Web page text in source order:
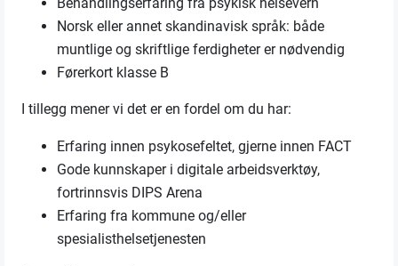
Norsk eller annet skandinavisk språk: både
muntlige og skriftlige ferdigheter er nødvendig
Førerkort klasse B
I tillegg mener vi det er en fordel om du har:
Erfaring innen psykosefeltet, gjerne innen FACT
Gode kunnskaper i digitale arbeidsverktøy,
fortrinnsvis DIPS Arena
Erfaring fra kommune og/eller
spesialisthelsetjenesten